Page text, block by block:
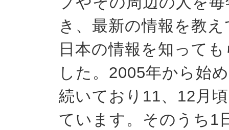
き、最新の情報を教
日本の情報を知って
した。2005年から始
続いており11、12月
ています。そのうち1